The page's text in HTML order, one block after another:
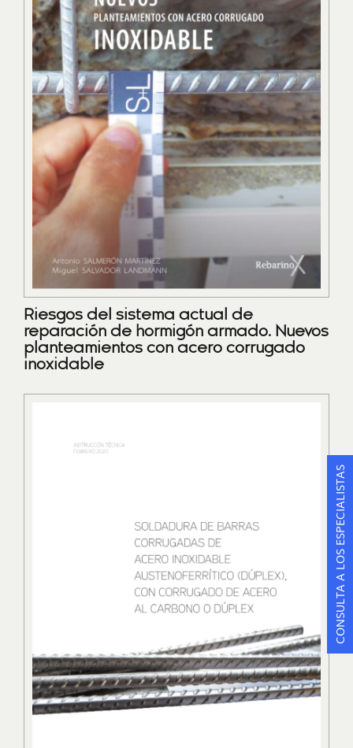
Riesgos del sistema actual de
reparación de hormigón armado. Nuevos
planteamientos con acero corrugado
inoxidable
CONSULTA A LOS ESPECIALISTAS